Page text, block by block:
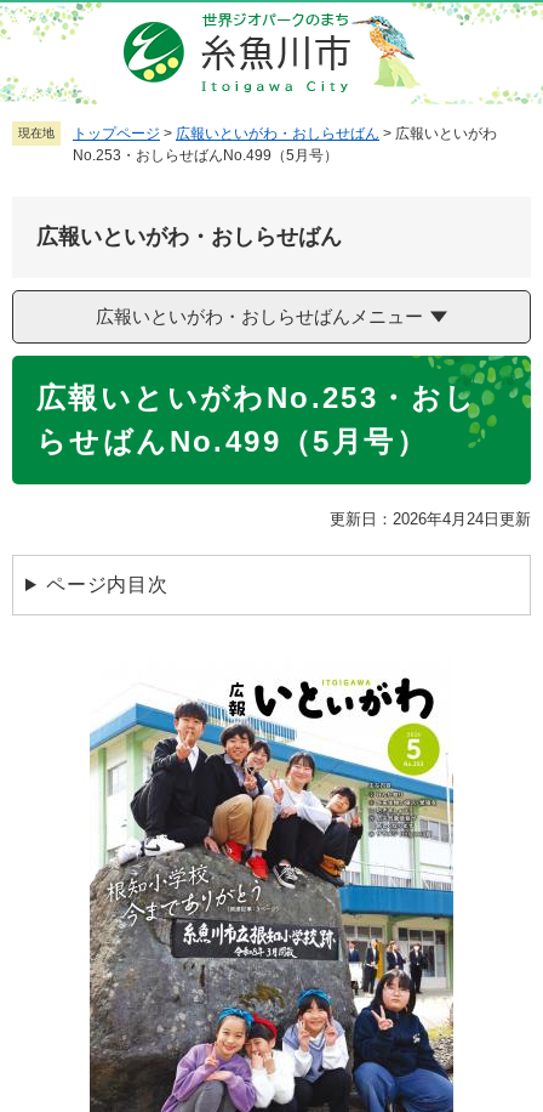
ペ
ー
ジ
の
先
メ
ニ
ュ
ー
を
へ
現在地 トップページ > 広報いといがわ・おしらせばん > 広報いといがわ
No.253・おしらせばんNo.499（5月号）
広報いといがわ・おしらせばん
広報いといがわ・おしらせばんメニュー
広報いといがわNo.253・おし
らせばんNo.499（5月号）
更新日：2026年4月24日更新
ページ内目次